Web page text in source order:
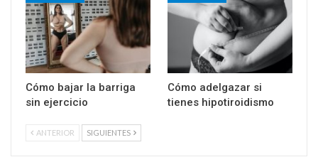
Cómo bajar la barriga
sin ejercicio
Cómo adelgazar si
tienes hipotiroidismo
ANTERIOR SIGUIENTES